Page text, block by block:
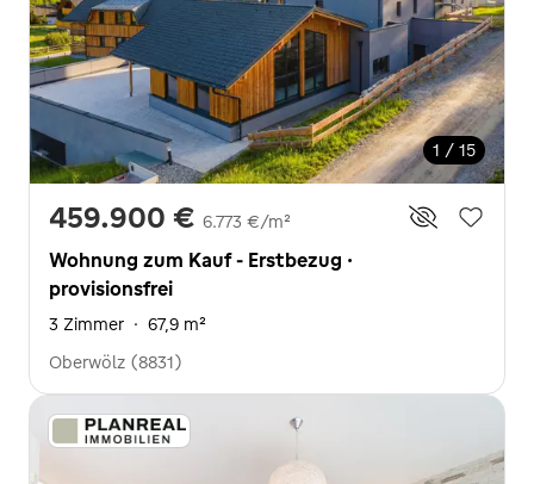
1 / 15
459.900 € 6.773 €/m²
Wohnung zum Kauf - Erstbezug ·
provisionsfrei
3 Zimmer · 67,9 m²
Oberwölz (8831)